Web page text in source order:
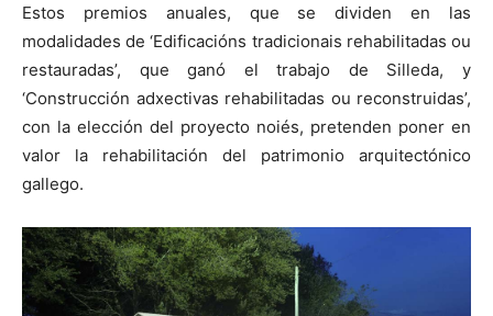
Estos premios anuales, que se dividen en las
modalidades de ‘Edificacións tradicionais rehabilitadas ou
restauradas’, que ganó el trabajo de Silleda, y
‘Construcción adxectivas rehabilitadas ou reconstruidas’,
con la elección del proyecto noiés, pretenden poner en
valor la rehabilitación del patrimonio arquitectónico
gallego.